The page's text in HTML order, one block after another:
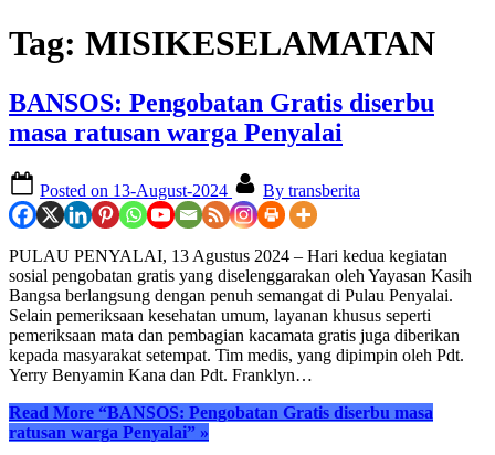
Tag: MISIKESELAMATAN
BANSOS: Pengobatan Gratis diserbu
masa ratusan warga Penyalai
Posted on 13-August-2024 By transberita
PULAU PENYALAI, 13 Agustus 2024 – Hari kedua kegiatan
sosial pengobatan gratis yang diselenggarakan oleh Yayasan Kasih
Bangsa berlangsung dengan penuh semangat di Pulau Penyalai.
Selain pemeriksaan kesehatan umum, layanan khusus seperti
pemeriksaan mata dan pembagian kacamata gratis juga diberikan
kepada masyarakat setempat. Tim medis, yang dipimpin oleh Pdt.
Yerry Benyamin Kana dan Pdt. Franklyn…
Read More “BANSOS: Pengobatan Gratis diserbu masa
ratusan warga Penyalai” »